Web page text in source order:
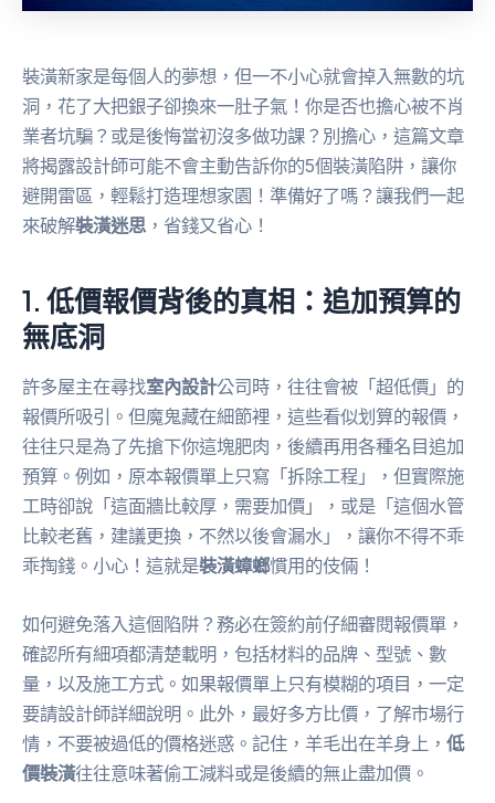
裝潢新家是每個人的夢想，但一不小心就會掉入無數的坑
洞，花了大把銀子卻換來一肚子氣！你是否也擔心被不肖
業者坑騙？或是後悔當初沒多做功課？別擔心，這篇文章
將揭露設計師可能不會主動告訴你的5個裝潢陷阱，讓你
避開雷區，輕鬆打造理想家園！準備好了嗎？讓我們一起
來破解裝潢迷思 ，省錢又省心！
1. 低價報價背後的真相：追加預算的
無底洞
許多屋主在尋找室內設計公司時，往往會被「超低價」的
報價所吸引。但魔鬼藏在細節裡，這些看似划算的報價，
往往只是為了先搶下你這塊肥肉，後續再用各種名目追加
預算。例如，原本報價單上只寫「拆除工程」，但實際施
工時卻說「這面牆比較厚，需要加價」，或是「這個水管
比較老舊，建議更換，不然以後會漏水」，讓你不得不乖
乖掏錢。小心！這就是裝潢蟑螂慣用的伎倆！
如何避免落入這個陷阱？務必在簽約前仔細審閱報價單，
確認所有細項都清楚載明，包括材料的品牌、型號、數
量，以及施工方式。如果報價單上只有模糊的項目，一定
要請設計師詳細說明。此外，最好多方比價，了解市場行
情，不要被過低的價格迷惑。記住，羊毛出在羊身上， 低
價裝潢往往意味著偷工減料或是後續的無止盡加價。